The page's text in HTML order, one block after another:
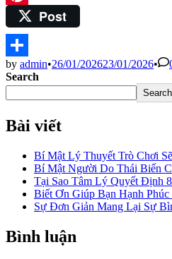
PinterestPost
Share
by admin•26/01/202623/01/2026•
Search
Search
Bài viết
Bí Mật Lý Thuyết Trò Chơi
Bí Mật Người Do Thái Biến
Tại Sao Tâm Lý Quyết Định
Biết Ơn Giúp Bạn Hạnh
Sự Đơn Giản Mang Lại Sự
Bình luận